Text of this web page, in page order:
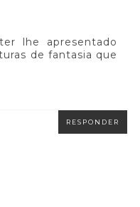
lhe apresentado
de fantasia que
RESPONDER